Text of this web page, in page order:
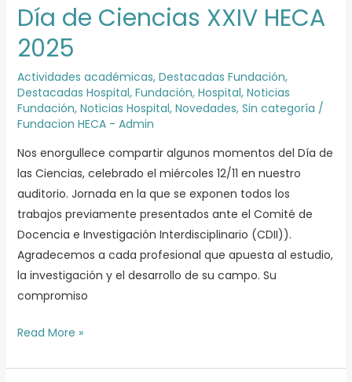
Día de Ciencias XXIV HECA
2025
Actividades académicas, Destacadas Fundación,
Destacadas Hospital, Fundación, Hospital, Noticias
Fundación, Noticias Hospital, Novedades, Sin categoría /
Fundacion HECA - Admin
Nos enorgullece compartir algunos momentos del Día de
las Ciencias, celebrado el miércoles 12/11 en nuestro
auditorio. Jornada en la que se exponen todos los
trabajos previamente presentados ante el Comité de
Docencia e Investigación Interdisciplinario (CDII)).
Agradecemos a cada profesional que apuesta al estudio,
la investigación y el desarrollo de su campo. Su
compromiso
Día
Ciencias
XXIV
HECA
2025
Read More »